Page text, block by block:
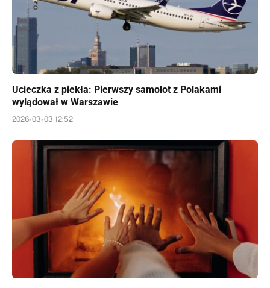
Ucieczka z piekła: Pierwszy samolot z Polakami
wylądował w Warszawie
2026-03-03 12:52